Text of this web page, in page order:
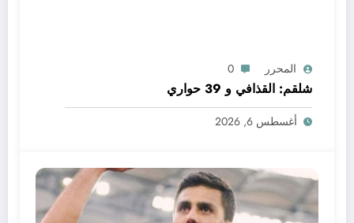
المحرر 0
شلقم: القذافي و 39 حواري
أغسطس 6, 2026